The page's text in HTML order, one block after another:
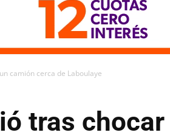
camión cerca de Laboulaye
tras